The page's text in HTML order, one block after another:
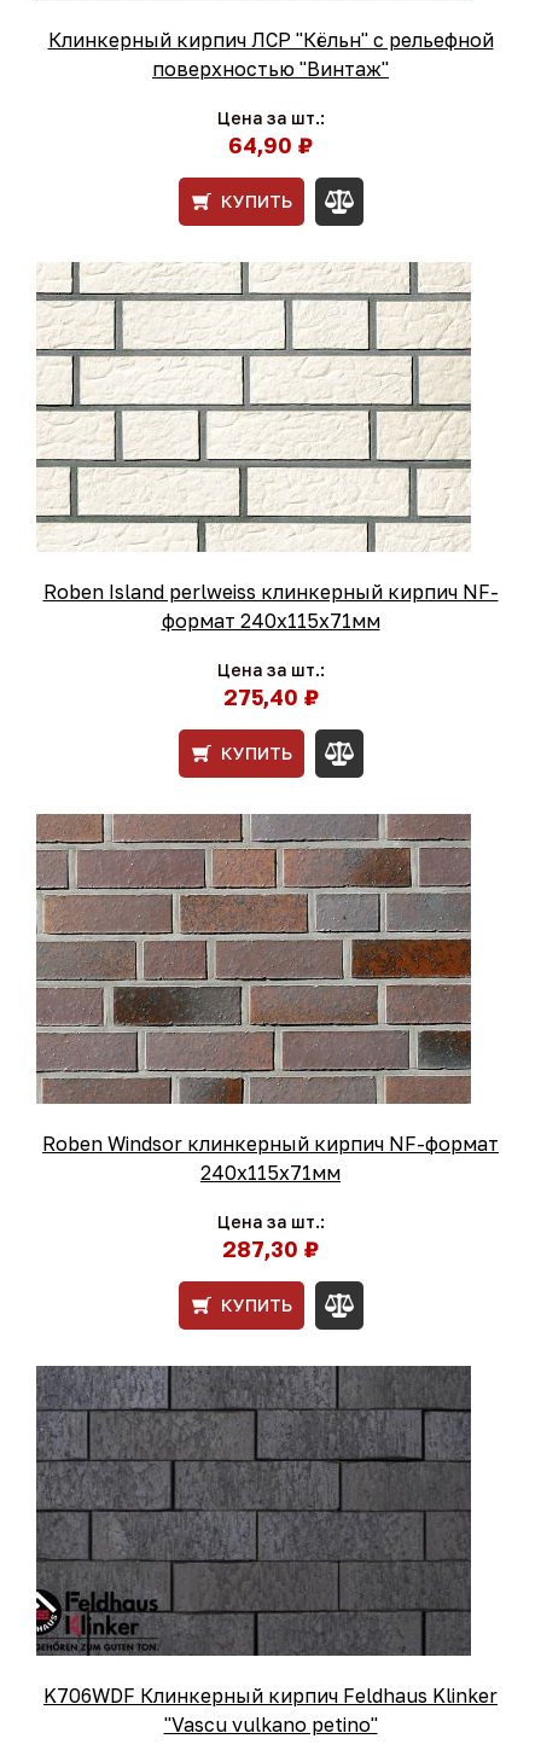
Клинкерный кирпич ЛСР "Кёльн" с рельефной
поверхностью "Винтаж"
Цена за шт.:
64,90 ₽
КУПИТЬ
Roben Island perlweiss клинкерный кирпич NF-
формат 240x115x71мм
Цена за шт.:
275,40 ₽
КУПИТЬ
Roben Windsor клинкерный кирпич NF-формат
240x115x71мм
Цена за шт.:
287,30 ₽
КУПИТЬ
K706WDF Клинкерный кирпич Feldhaus Klinker
"Vascu vulkano petino"